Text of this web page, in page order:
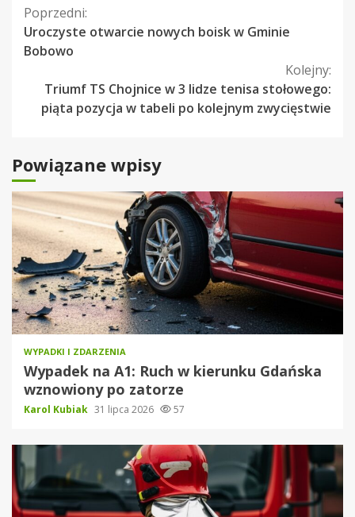
Kontynuuj
czytanie
Poprzedni:
Uroczyste otwarcie nowych boisk w Gminie
Bobowo
Kolejny:
Triumf TS Chojnice w 3 lidze tenisa stołowego:
piąta pozycja w tabeli po kolejnym zwycięstwie
Powiązane wpisy
WYPADKI I ZDARZENIA
Wypadek na A1: Ruch w kierunku Gdańska
wznowiony po zatorze
Karol Kubiak 31 lipca 2026 57